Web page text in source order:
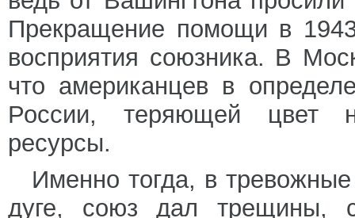
Прекращение помощи в
восприятия союзника. В
что американцев в
России, теряющей цвет
ресурсы.
Именно тогда, в
дуге, союз дал трещины,